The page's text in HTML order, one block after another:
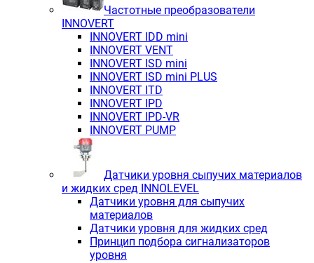
Частотные преобразователи
INNOVERT
INNOVERT IDD mini
INNOVERT VENT
INNOVERT ISD mini
INNOVERT ISD mini PLUS
INNOVERT ITD
INNOVERT IРD
INNOVERT IРD-VR
INNOVERT PUMP
Датчики уровня сыпучих материалов
и жидких сред INNOLEVEL
Датчики уровня для сыпучих
материалов
Датчики уровня для жидких сред
Принцип подбора сигнализаторов
уровня